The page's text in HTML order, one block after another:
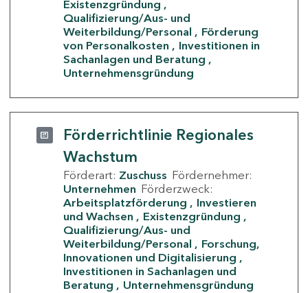
Existenzgründung
Qualifizierung/Aus- und
Weiterbildung/Personal
Förderung
von Personalkosten
Investitionen in
Sachanlagen und Beratung
Unternehmensgründung
Förderrichtlinie Regionales
Wachstum
Förderart: Zuschuss Fördernehmer:
Unternehmen Förderzweck:
Arbeitsplatzförderung
Investieren
und Wachsen
Existenzgründung
Qualifizierung/Aus- und
Weiterbildung/Personal
Forschung,
Innovationen und Digitalisierung
Investitionen in Sachanlagen und
Beratung
Unternehmensgründung